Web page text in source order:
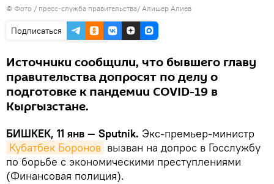
© Фото / пресс-служба правительства/ Алишер Алиев
Подписаться
Источники сообщили, что бывшего главу
правительства допросят по делу о
подготовке к пандемии COVID-19 в
Кыргызстане.
БИШКЕК, 11 янв — Sputnik. Экс-премьер-министр
Кубатбек Боронов вызван на допрос в Госслужбу
по борьбе с экономическими преступлениями
(Финансовая полиция).